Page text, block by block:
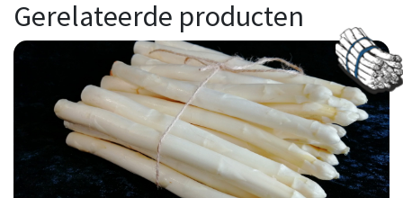
Gerelateerde producten